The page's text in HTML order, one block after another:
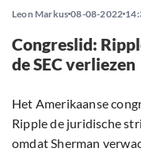
Leon Markus 08-08-2022
Congreslid:
de SEC verliezen
Het Amerikaanse
Ripple de juridische
omdat Sherman